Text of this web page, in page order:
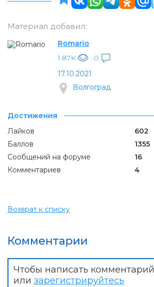
Материал добавил:
Romario
1.87K
0
17.10.2021
Волгоград
Достижения
Лайков
602
Баллов
1355
Сообщений на форуме
16
Комментариев
4
Возврат к списку
Комментарии
Чтобы написать комментарий
или зарегистрируйтесь